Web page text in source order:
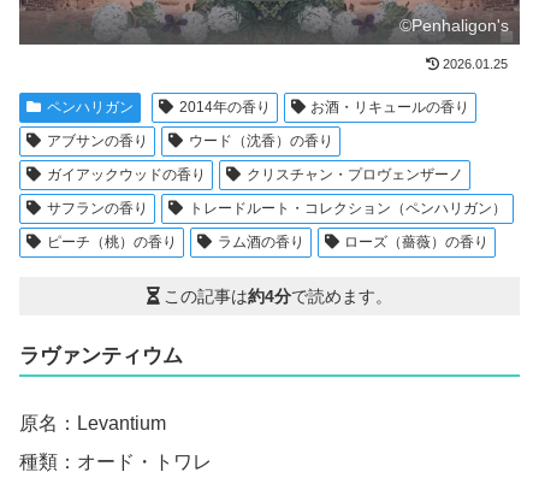
©Penhaligon's
2026.01.25
ペンハリガン 2014年の香り
お酒・リキュールの香り
アブサンの香り
ウード（沈香）の香り
ガイアックウッドの香り
クリスチャン・プロヴェンザーノ
サフランの香り
トレードルート・コレクション（ペンハリガン）
ピーチ（桃）の香り
ラム酒の香り ローズ（薔薇）の香り
この記事は約4分で読めます。
ラヴァンティウム
原名：Levantium
種類：オード・トワレ